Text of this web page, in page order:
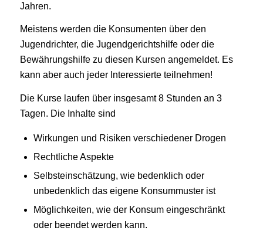
Jahren.
Meistens werden die Konsumenten über den
Jugendrichter, die Jugendgerichtshilfe oder die
Bewährungshilfe zu diesen Kursen angemeldet. Es
kann aber auch jeder Interessierte teilnehmen!
Die Kurse laufen über insgesamt 8 Stunden an 3
Tagen. Die Inhalte sind
Wirkungen und Risiken verschiedener Drogen
Rechtliche Aspekte
Selbsteinschätzung, wie bedenklich oder
unbedenklich das eigene Konsummuster ist
Möglichkeiten, wie der Konsum eingeschränkt
oder beendet werden kann.